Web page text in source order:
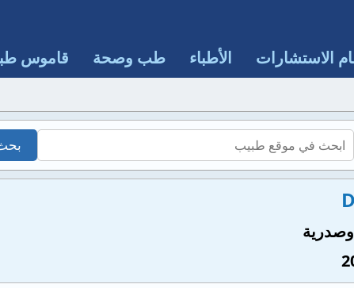
الاستشارات الأطباء طب وصحة قاموس